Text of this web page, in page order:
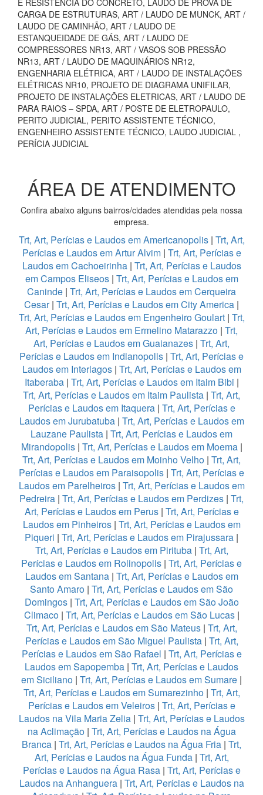
E RESISTÊNCIA DO CONCRETO, LAUDO DE PROVA DE
CARGA DE ESTRUTURAS, ART / LAUDO DE MUNCK, ART /
LAUDO DE CAMINHÃO, ART / LAUDO DE
ESTANQUEIDADE DE GÁS, ART / LAUDO DE
COMPRESSORES NR13, ART / VASOS SOB PRESSÃO
NR13, ART / LAUDO DE MAQUINÁRIOS NR12,
ENGENHARIA ELÉTRICA, ART / LAUDO DE INSTALAÇÕES
ELÉTRICAS NR10, PROJETO DE DIAGRAMA UNIFILAR,
PROJETO DE INSTALAÇÕES ELETRICAS, ART / LAUDO DE
PARA RAIOS – SPDA, ART / POSTE DE ELETROPAULO,
PERITO JUDICIAL, PERITO ASSISTENTE TÉCNICO,
ENGENHEIRO ASSISTENTE TÉCNICO, LAUDO JUDICIAL ,
PERÍCIA JUDICIAL
ÁREA DE ATENDIMENTO
Confira abaixo alguns bairros/cidades atendidas pela nossa
empresa.
Trt, Art, Perícias e Laudos em Americanopolis | Trt, Art,
Perícias e Laudos em Artur Alvim | Trt, Art, Perícias e
Laudos em Cachoeirinha| Trt, Art, Perícias e Laudos
em Campos Eliseos | Trt, Art, Perícias e Laudos em
Caninde | Trt, Art, Perícias e Laudos em Cerqueira
Cesar| Trt, Art, Perícias e Laudos em City America |
Trt, Art, Perícias e Laudos em Engenheiro Goulart | Trt,
Art, Perícias e Laudos em Ermelino Matarazzo | Trt,
Art, Perícias e Laudos em Guaianazes | Trt, Art,
Perícias e Laudos em Indianopolis | Trt, Art, Perícias e
Laudos em Interlagos| Trt, Art, Perícias e Laudos em
Itaberaba| Trt, Art, Perícias e Laudos em Itaim Bibi |
Trt, Art, Perícias e Laudos em Itaim Paulista | Trt, Art,
Perícias e Laudos em Itaquera| Trt, Art, Perícias e
Laudos em Jurubatuba| Trt, Art, Perícias e Laudos em
Lauzane Paulista | Trt, Art, Perícias e Laudos em
Mirandopolis| Trt, Art, Perícias e Laudos em Moema|
Trt, Art, Perícias e Laudos em Moinho Velho | Trt, Art,
Perícias e Laudos em Paraisopolis | Trt, Art, Perícias e
Laudos em Parelheiros| Trt, Art, Perícias e Laudos em
Pedreira | Trt, Art, Perícias e Laudos em Perdizes | Trt,
Art, Perícias e Laudos em Perus| Trt, Art, Perícias e
Laudos em Pinheiros| Trt, Art, Perícias e Laudos em
Piqueri | Trt, Art, Perícias e Laudos em Pirajussara |
Trt, Art, Perícias e Laudos em Pirituba| Trt, Art,
Perícias e Laudos em Rolinopolis | Trt, Art, Perícias e
Laudos em Santana| Trt, Art, Perícias e Laudos em
Santo Amaro | Trt, Art, Perícias e Laudos em São
Domingos| Trt, Art, Perícias e Laudos em São João
Climaco| Trt, Art, Perícias e Laudos em São Lucas|
Trt, Art, Perícias e Laudos em São Mateus | Trt, Art,
Perícias e Laudos em São Miguel Paulista| Trt, Art,
Perícias e Laudos em São Rafael | Trt, Art, Perícias e
Laudos em Sapopemba | Trt, Art, Perícias e Laudos
em Siciliano | Trt, Art, Perícias e Laudos em Sumare |
Trt, Art, Perícias e Laudos em Sumarezinho| Trt, Art,
Perícias e Laudos em Veleiros| Trt, Art, Perícias e
Laudos na Vila Maria Zelia| Trt, Art, Perícias e Laudos
na Aclimação| Trt, Art, Perícias e Laudos na Água
Branca | Trt, Art, Perícias e Laudos na Água Fria | Trt,
Art, Perícias e Laudos na Água Funda| Trt, Art,
Perícias e Laudos na Água Rasa | Trt, Art, Perícias e
Laudos na Anhanguera| Trt, Art, Perícias e Laudos na